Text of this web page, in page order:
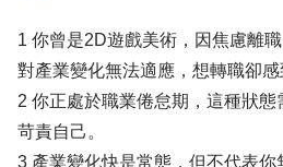
1 你曾是2D遊戲美術，因焦慮離
對產業變化無法適應，想轉職卻感
2 你正處於職業倦怠期，這種狀
苛責自己。
3 產業變化快是常態，但不代表